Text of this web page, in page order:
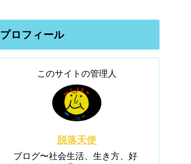
プロフィール
このサイトの管理人
脱落天使
ブログ〜社会生活、生き方、好